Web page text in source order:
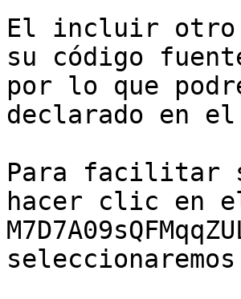
El incluir otro
su código
por lo que
declarado en
Para facilitar
hacer clic en